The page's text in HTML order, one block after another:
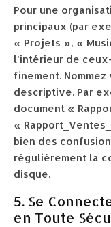
Pour une
principaux (par
« Projets », «
l’intérieur de
finement.
descriptive. Par
document «
«
bien des
régulièrement la
disque.
5. Se
en Toute